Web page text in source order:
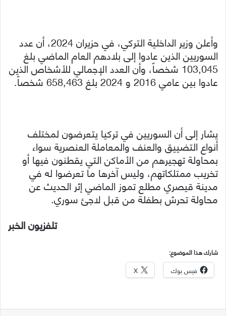
وأعلن وزير الداخلية التركي، في حزيران 2024، أن عدد
السوريين الذين عادوا إلى بلادهم العام الماضي بلغ
103,045 شخصاً، وأن العدد الإجمالي للأشخاص الذين
عادوا بين عامي 2016 و 2024 بلغ 658,463 شخصاً.
يشار إلى أن السوريين في تركيا يتعرضون لمختلف
أنواع التضييق والعنف والمعاملة العنصرية سواء
بمحاولة تهجيرهم من الأماكن التي يقطنون فيها أو
تخريب ممتلكاتهم، وليس آخرها ما تعرضوا له في
مدينة قيصري مطلع تموز الماضي إثر الحديث عن
محاولة تحرش بطفلة من قبل لاجئ سوري.
تلفزيون الخبر
شارك هذا الموضوع:
فيس بوك X